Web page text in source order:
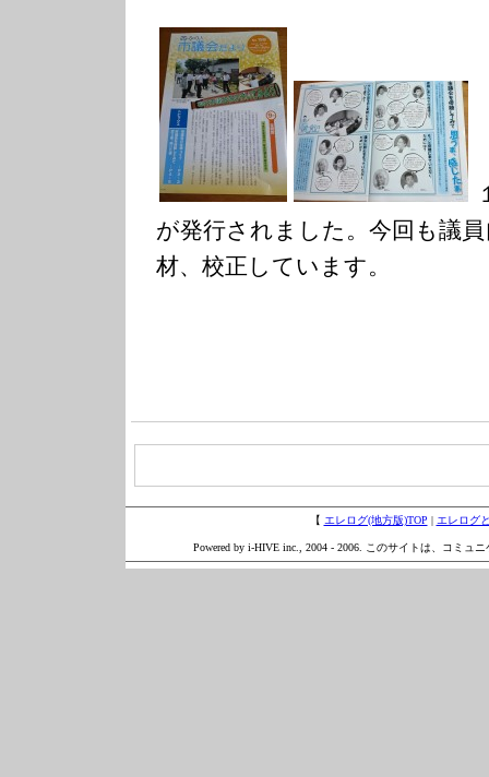
が発行されました。今回も議
材、校正しています。
【 エレログ(地方版)TOP | エレログ
Powered by i-HIVE inc., 2004 - 2006. このサイトは、コミュ